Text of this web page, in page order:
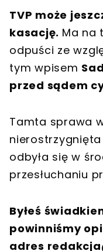
TVP może
kasację. Ma na
odpuści ze
tym wpisem
przed sądem
Tamta sprawa
odbyła się w
przesłuchaniu
Byłeś
powinniśmy
adres